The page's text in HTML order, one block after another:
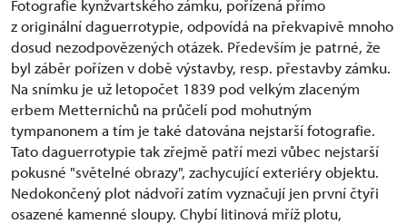
Fotografie kynžvartského zámku, pořízená přímo
z originální daguerrotypie, odpovídá na překvapivě mnoho
dosud nezodpovězených otázek. Především je patrné, že
byl záběr pořízen v době výstavby, resp. přestavby zámku.
Na snímku je už letopočet 1839 pod velkým zlaceným
erbem Metternichů na průčelí pod mohutným
tympanonem a tím je také datována nejstarší fotografie.
Tato daguerrotypie tak zřejmě patří mezi vůbec nejstarší
pokusné "světelné obrazy", zachycující exteriéry objektu.
Nedokončený plot nádvoří zatím vyznačují jen první čtyři
osazené kamenné sloupy. Chybí litinová mříž plotu,